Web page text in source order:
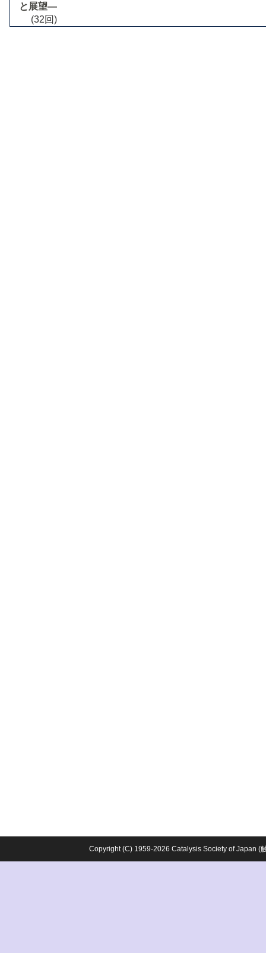
と展望―
(32回)
Copyright (C) 1959-2026 Catalysis Society of Japan (